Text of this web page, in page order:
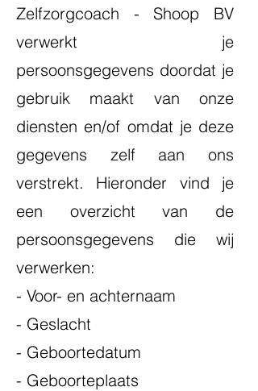
Zelfzorgcoach - Shoop BV
verwerkt je
persoonsgegevens doordat je
gebruik maakt van onze
diensten en/of omdat je deze
gegevens zelf aan ons
verstrekt. Hieronder vind je
een overzicht van de
persoonsgegevens die wij
verwerken:
- Voor- en achternaam
- Geslacht
- Geboortedatum
- Geboorteplaats